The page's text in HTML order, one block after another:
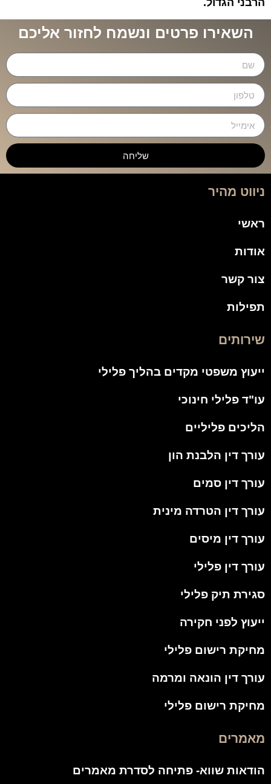
הרבני הגדול.
השאירו פרטים ונשמח לחזור אליכם
שליחה
ניווט מהיר
ראשי
אודות
צור קשר
תפילות
שירותים
ייעוץ משפטי מקדים בהליך פלילי
עו"ד פלילי חינוכי
הליכים פליליים
עורך דין הלבנת הון
עורך דין סמים
עורך דין הטרדה מינית
עורך דין מיסים
עורך דין פלילי
סגירת תיק פלילי
ייעוץ לפני חקירה
מחיקת רישום פלילי
עורך דין הונאה ומרמה
מחיקת רישום פלילי
מאמרים
הודאות שווא- פתיחה לסדרת מאמרים